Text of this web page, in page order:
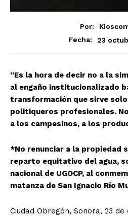
Por:
Fecha:
23
“Es la hora de decir no a la
al engaño institucionalizado
transformación que sirve
politiqueros profesionales.
a los campesinos, a los
*No renunciar a la propiedad
reparto equitativo del agua,
nacional de UGOCP, al
matanza de San Ignacio Río
Ciudad Obregón, Sonora, 23